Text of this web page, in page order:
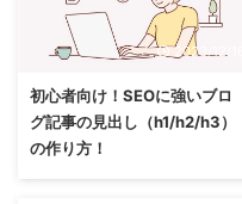
2023/12/16
初心者向け！SEOに強いブロ
グ記事の見出し（h1/h2/h3）
の作り方！